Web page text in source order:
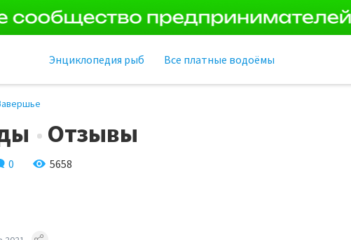
Энциклопедия рыб Все платные водоёмы
Отзывы
0 5658